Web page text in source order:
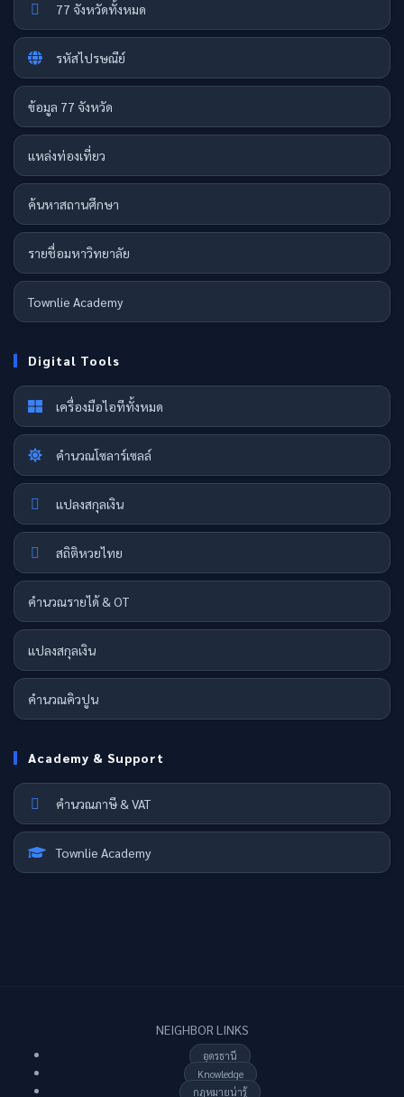
77 จังหวัดทั้งหมด
รหัสไปรษณีย์
ข้อมูล 77 จังหวัด
แหล่งท่องเที่ยว
ค้นหาสถานศึกษา
รายชื่อมหาวิทยาลัย
Townlie Academy
Digital Tools
เครื่องมือไอทีทั้งหมด
คำนวณโซลาร์เซลล์
แปลงสกุลเงิน
สถิติหวยไทย
คำนวณรายได้ & OT
แปลงสกุลเงิน
คำนวณคิวปูน
Academy & Support
คำนวณภาษี & VAT
Townlie Academy
NEIGHBOR LINKS
อุดรธานี
Knowledge
กฏหมายน่ารู้